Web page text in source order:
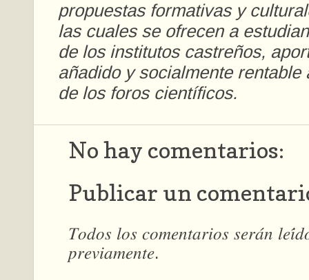
propuestas formativas y
las cuales se ofrecen a
de los institutos castreños,
añadido y socialmente rentable
de los foros científicos.
No hay comentarios:
Publicar un
𝑇𝑜𝑑𝑜𝑠 𝑙𝑜𝑠 𝑐𝑜𝑚𝑒𝑛𝑡𝑎𝑟𝑖𝑜𝑠 𝑠𝑒𝑟𝑎́𝑛
𝑝𝑟𝑒𝑣𝑖𝑎𝑚𝑒𝑛𝑡𝑒.